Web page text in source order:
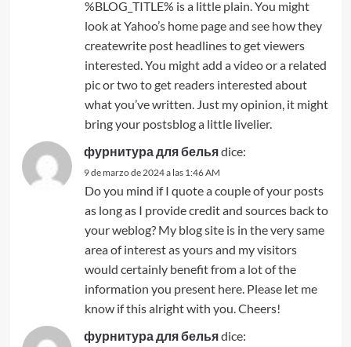
%BLOG_TITLE% is a little plain. You might
look at Yahoo’s home page and see how they
createwrite post headlines to get viewers
interested. You might add a video or a related
pic or two to get readers interested about
what you’ve written. Just my opinion, it might
bring your postsblog a little livelier.
фурнитура для бельяdice:
9 de marzo de 2024 a las 1:46 AM
Do you mind if I quote a couple of your posts
as long as I provide credit and sources back to
your weblog? My blog site is in the very same
area of interest as yours and my visitors
would certainly benefit from a lot of the
information you present here. Please let me
know if this alright with you. Cheers!
фурнитура для бельяdice: